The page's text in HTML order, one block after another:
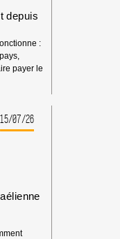
depuis
:
payer le
15/07/26